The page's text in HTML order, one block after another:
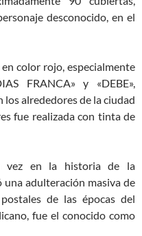
desconocido, en el
color rojo, especialmente
FRANCA» y «DEBE»,
los alrededores de la ciudad
fue realizada con tinta de
vez en la historia de la
adulteración masiva de
de las épocas del
fue el conocido como